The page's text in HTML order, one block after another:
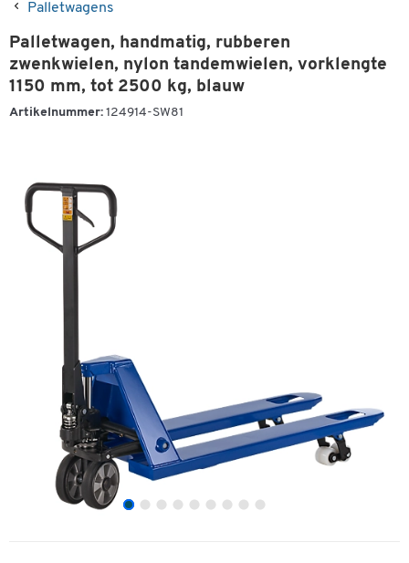
Palletwagens
Palletwagen, handmatig, rubberen
zwenkwielen, nylon tandemwielen, vorklengte
1150 mm, tot 2500 kg, blauw
Artikelnummer: 124914-SW81